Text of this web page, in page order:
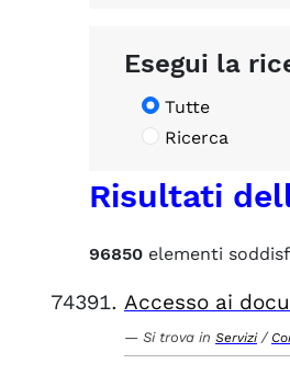
Esegui la
Tutte
Ricerca
Risultati
96850 elementi
Accesso ai
Si trova in Servizi /